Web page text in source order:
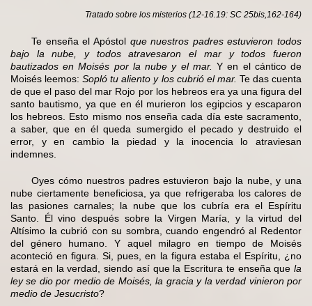
Tratado sobre los misterios (12-16.19: SC 25bis,162-164)
Te enseña el Apóstol que nuestros padres estuvieron todos
bajo la nube, y todos atravesaron el mar y todos fueron
bautizados en Moisés por la nube y el mar. Y en el cántico de
Moisés leemos:Sopló tu aliento y los cubrió el mar. Te das cuenta
de que el paso del mar Rojo por los hebreos era ya una figura del
santo bautismo, ya que en él murieron los egipcios y escaparon
los hebreos. Esto mismo nos enseña cada día este sacramento,
a saber, que en él queda sumergido el pecado y destruido el
error, y en cambio la piedad y la inocencia lo atraviesan
indemnes.
Oyes cómo nuestros padres estuvieron bajo la nube, y una
nube ciertamente beneficiosa, ya que refrigeraba los calores de
las pasiones carnales; la nube que los cubría era el Espíritu
Santo. Él vino después sobre la Virgen María, y la virtud del
Altísimo la cubrió con su sombra, cuando engendró al Redentor
del género humano. Y aquel milagro en tiempo de Moisés
aconteció en figura. Si, pues, en la figura estaba el Espíritu, ¿no
estará en la verdad, siendo así que la Escritura te enseña que la
ley se dio por medio de Moisés, la gracia y la verdad vinieron por
medio de Jesucristo?